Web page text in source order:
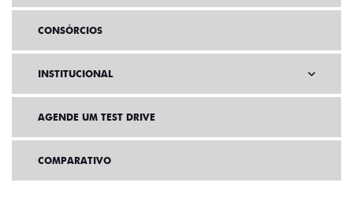
CONSÓRCIOS
INSTITUCIONAL
AGENDE UM TEST DRIVE
COMPARATIVO